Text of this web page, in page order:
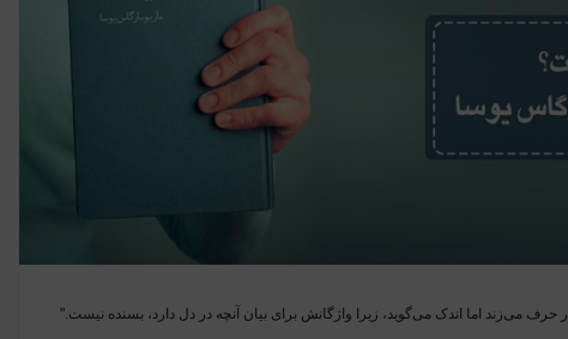
حرف می‌زند اما اندک می‌گوید، زیرا واژگانش برای بیان آنچه در دل دارد، بسنده نیست."